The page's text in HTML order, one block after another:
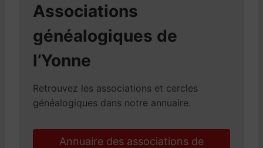
Associations
généalogiques de
l’Yonne
Retrouvez les associations et cercles
généalogiques dans notre annuaire.
Annuaire des associations de